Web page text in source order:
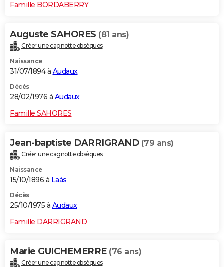
Famille BORDABERRY
Auguste SAHORES (81 ans)
Créer une cagnotte obsèques
Naissance
31/07/1894 à Audaux
Décès
28/02/1976 à Audaux
Famille SAHORES
Jean-baptiste DARRIGRAND (79 ans)
Créer une cagnotte obsèques
Naissance
15/10/1896 à Laàs
Décès
25/10/1975 à Audaux
Famille DARRIGRAND
Marie GUICHEMERRE (76 ans)
Créer une cagnotte obsèques